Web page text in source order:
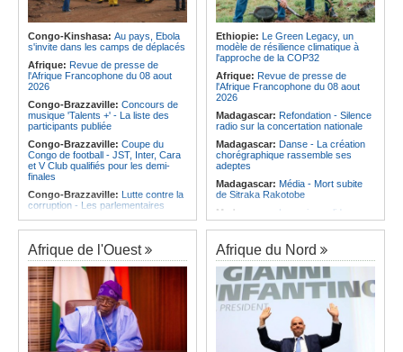
Afrique:Les statistiques clés avant
le quart de finale entre la Côte
d'Ivoire et l'Algérie
Afrique:Le Maroc et l'Afrique du
Sud se retrouvent quatre ans après
la finale
Afrique:
Côte d'Ivoire - Algérie, un
Angola:Le pays totalise six
médailles au Championnat du
monde de ju-jitsu
Angola:Le pays criminalise la
diffusion de fausses informations
sur Internet
Congo-Kinshasa: Au pays, Ebola
s'invite dans les camps de déplacés
Afrique: Revue de presse de
l'Afrique Francophone du 08 aout
2026
Congo-Brazzaville: Concours de
musique 'Talents +' - La liste des
participants publiée
Congo-Brazzaville: Coupe du
Congo de football - JST, Inter, Cara
et V Club qualifiés pour les demi-
finales
Congo-Brazzaville: Lutte contre la
corruption - Les parlementaires
Congo-Brazzaville:Santé publique
- Ollombo réceptionne son hôpital de
référence
Congo-Brazzaville:
Lutte contre
les épidémies - Les employés de la
maison de retraite Kambissi en
formation
Congo-Brazzaville:Distinction -
Darrel Ornelle Elion Assiana promue
maître-assistant Cames
Ethiopie: Le Green Legacy, un
modèle de résilience climatique à
l'approche de la COP32
Afrique: Revue de presse de
l'Afrique Francophone du 08 aout
2026
Madagascar: Refondation - Silence
radio sur la concertation nationale
Madagascar: Danse - La création
chorégraphique rassemble ses
adeptes
Madagascar: Média - Mort subite
de Sitraka Rakotobe
Madagascar: Les reins solides
Madagascar:Vol à la tire - Un
en prison
Madagascar:Athlétisme - 100
mètres - Junior Tsiravay et Zo
Rakotonary co-champions
Madagascar:
Rakotondramiara, Président du
Rouge - « Aucun retour
d'investissement pour les petits
Afrique de l'Ouest Afrique du Nord